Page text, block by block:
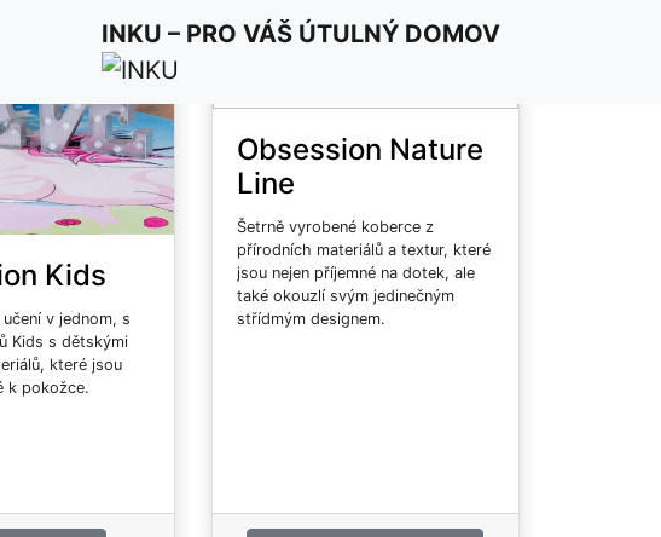
INKU – PRO VÁŠ ÚTULNÝ DOMOV
E-shop
Kids
v jednom, s
Kids s dětskými
které jsou
k pokožce.
Obsession Nature
Line
Šetrně vyrobené koberce z
přírodních materiálů a textur, které
jsou nejen příjemné na dotek, ale
také okouzlí svým jedinečným
střídmým designem.